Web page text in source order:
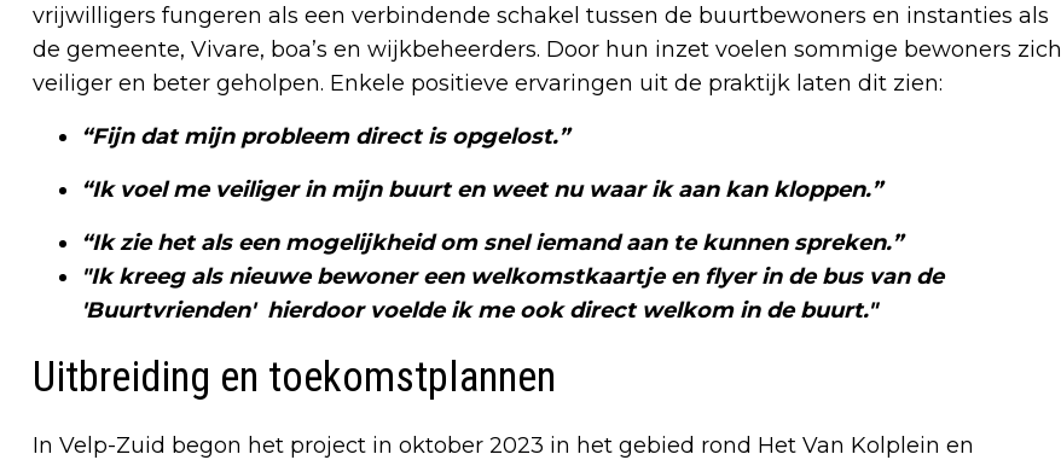
vrijwilligers fungeren als een verbindende schakel tussen de buurtbewoners en instanties als
de gemeente, Vivare, boa’s en wijkbeheerders. Door hun inzet voelen sommige bewoners zich
veiliger en beter geholpen. Enkele positieve ervaringen uit de praktijk laten dit zien:
“Fijn dat mijn probleem direct is opgelost.”
“Ik voel me veiliger in mijn buurt en weet nu waar ik aan kan kloppen.”
“Ik zie het als een mogelijkheid om snel iemand aan te kunnen spreken.”
"Ik kreeg als nieuwe bewoner een welkomstkaartje en flyer in de bus van de
'Buurtvrienden' hierdoor voelde ik me ook direct welkom in de buurt."
Uitbreiding en toekomstplannen
In Velp-Zuid begon het project in oktober 2023 in het gebied rond Het Van Kolplein en